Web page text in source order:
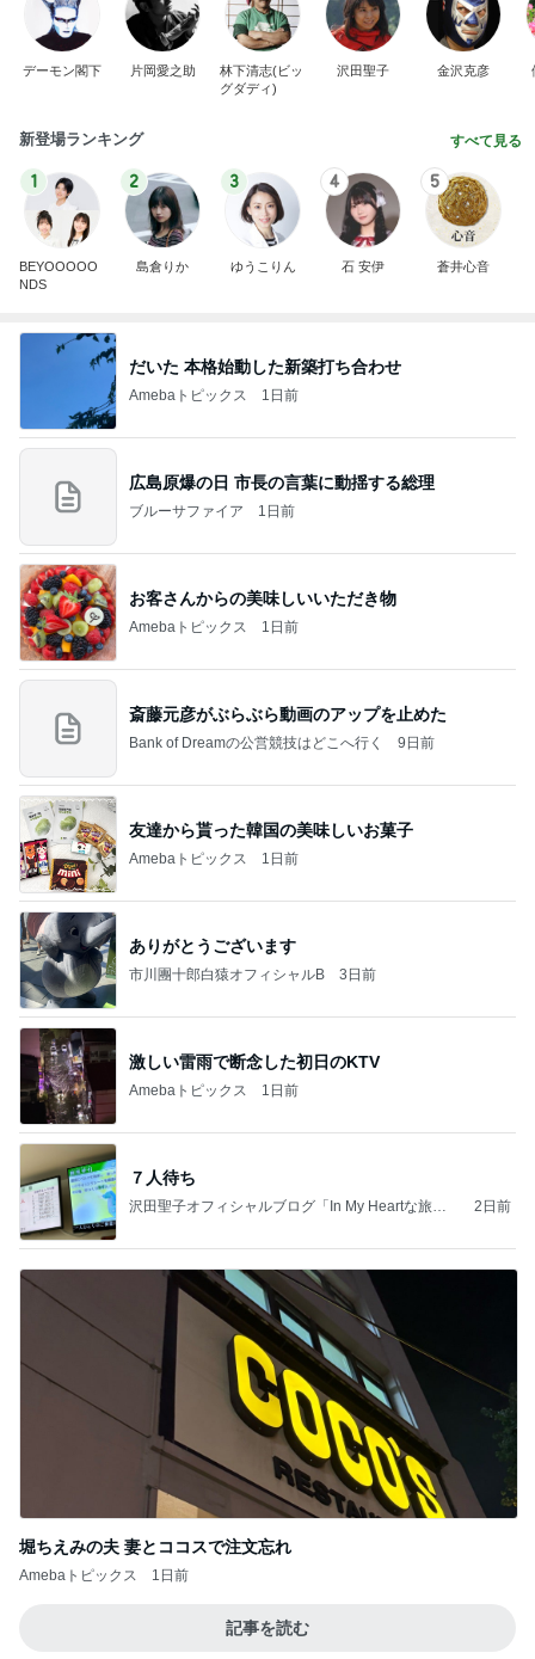
デーモン閣下 片岡愛之助
林下清志(ビッ
グダディ)
沢田聖子 金沢克彦
新登場ランキング すべて見る
1
BEYOOOOO
NDS
2
島倉りか
3
ゆうこりん
4
石 安伊
5
蒼井心音
だいた 本格始動した新築打ち合わせ
Amebaトピックス 1日前
広島原爆の日 市長の言葉に動揺する総理
ブルーサファイア 1日前
お客さんからの美味しいいただき物
Amebaトピックス 1日前
斎藤元彦がぶらぶら動画のアップを止めた
Bank of Dreamの公営競技はどこへ行く 9日前
友達から貰った韓国の美味しいお菓子
Amebaトピックス 1日前
ありがとうございます
市川團十郎白猿オフィシャルB 3日前
激しい雷雨で断念した初日のKTV
Amebaトピックス 1日前
７人待ち
沢田聖子オフィシャルブログ「In My Heartな旅日
2日前
堀ちえみの夫 妻とココスで注文忘れ
Amebaトピックス 1日前
記事を読む